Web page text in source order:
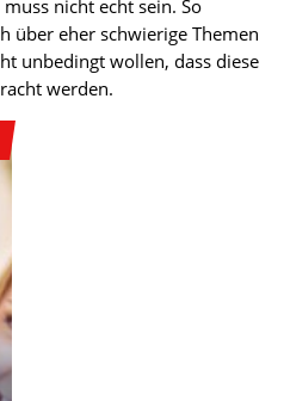
nicht echt sein. So
über eher schwierige Themen
unbedingt wollen, dass diese
werden.